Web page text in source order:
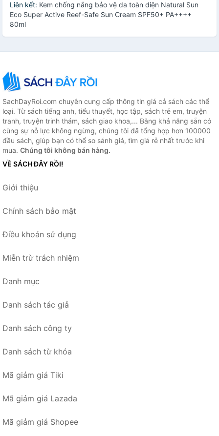
Liên kết: Kem chống nắng bảo vệ da toàn diện Natural Sun
Eco Super Active Reef-Safe Sun Cream SPF50+ PA++++
80ml
SachDayRoi.com chuyên cung cấp thông tin giá cả sách các thể
loại. Từ sách tiếng anh, tiểu thuyết, học tập, sách trẻ em, truyện
tranh, truyện trinh thám, sách giao khoa,... Bằng khả năng sẵn có
cùng sự nỗ lực không ngừng, chúng tôi đã tổng hợp hơn 100000
đầu sách, giúp bạn có thể so sánh giá, tìm giá rẻ nhất trước khi
mua. Chúng tôi không bán hàng.
VỀ SÁCH ĐÂY RỒI!
Giới thiệu
Chính sách bảo mật
Điều khoản sử dụng
Miễn trừ trách nhiệm
Danh mục
Danh sách tác giả
Danh sách công ty
Danh sách từ khóa
Mã giảm giá Tiki
Mã giảm giá Lazada
Mã giảm giá Shopee